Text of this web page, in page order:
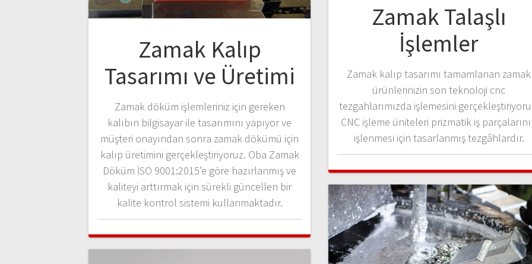
Zamak Talaşlı
İşlemler
Zamak kalıp tasarımı tamamlanan zamak
ürünlerinizin son teknoloji cnc
tezgahlarımızda işlemesini
CNC işleme üniteleri prizmatik iş
işlenmesi için tasarlanmış tezgâhlardır.
Zamak Kalıp
Tasarımı ve Üretimi
Zamak döküm işlemleriniz için gereken
kalıbın bilgisayar ile tasarımını yapıyor ve
müşteri onayından sonra zamak dökümü için
kalıp üretimini gerçekleştiriyoruz. Oba Zamak
Döküm İSO 9001:2015’e göre hazırlanmış ve
kaliteyi arttırmak için sürekli güncellen bir
kalite kontrol sistemi kullanmaktadır.